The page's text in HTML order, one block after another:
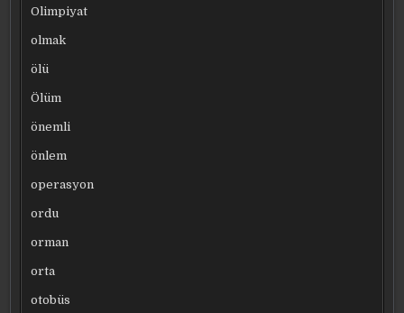
Olimpiyat
olmak
ölü
Ölüm
önemli
önlem
operasyon
ordu
orman
orta
otobüs